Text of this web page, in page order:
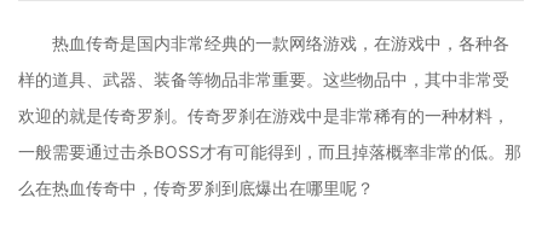
热血传奇是国内非常经典的一款网络游戏，在游戏中，各种各
样的道具、武器、装备等物品非常重要。这些物品中，其中非常受
欢迎的就是传奇罗刹。传奇罗刹在游戏中是非常稀有的一种材料，
一般需要通过击杀BOSS才有可能得到，而且掉落概率非常的低。那
么在热血传奇中，传奇罗刹到底爆出在哪里呢？